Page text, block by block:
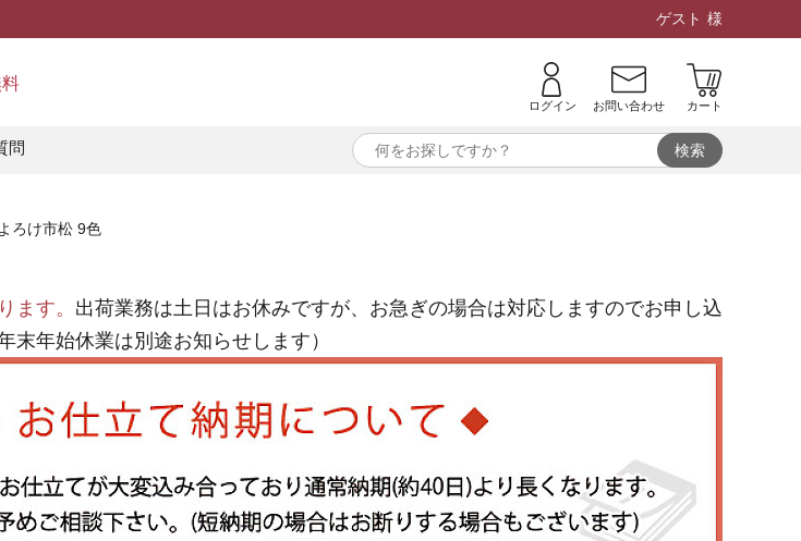
ゲスト 様
ログイン お問い合わせ カート
問
ろけ市松 9色
ます。 出荷業務は土日はお休みですが、お急ぎの場合は対応しますのでお申し込
末年始休業は別途お知らせします）